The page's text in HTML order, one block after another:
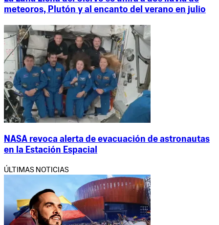
meteoros, Plutón y al encanto del verano en julio
NASA revoca alerta de evacuación de astronautas
en la Estación Espacial
ÚLTIMAS NOTICIAS